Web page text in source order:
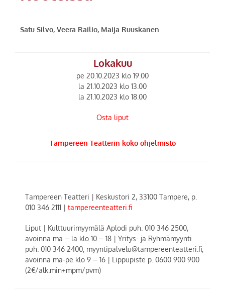
Satu Silvo, Veera Railio, Maija Ruuskanen
Lokakuu
pe 20.10.2023 klo 19.00
la 21.10.2023 klo 13.00
la 21.10.2023 klo 18.00
Osta liput
Tampereen Teatterin koko ohjelmisto
Tampereen Teatteri | Keskustori 2, 33100 Tampere, p.
010 346 2111 | tampereenteatteri.fi
Liput | Kulttuurimyymälä Aplodi puh. 010 346 2500,
avoinna ma – la klo 10 – 18 | Yritys- ja Ryhmämyynti
puh. 010 346 2400, myyntipalvelu@tampereenteatteri.fi,
avoinna ma-pe klo 9 – 16 | Lippupiste p. 0600 900 900
(2€/alk.min+mpm/pvm)